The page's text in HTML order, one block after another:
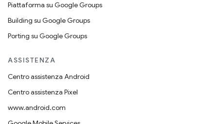
Piattaforma su Google Groups
Building su Google Groups
Porting su Google Groups
ASSISTENZA
Centro assistenza Android
Centro assistenza Pixel
www.android.com